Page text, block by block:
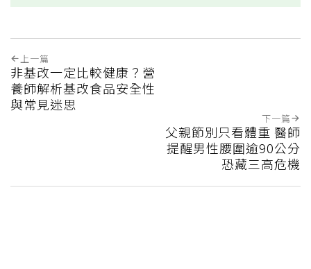
上一篇
非基改一定比較健康？營
養師解析基改食品安全性
與常見迷思
下一篇
父親節別只看體重 醫師
提醒男性腰圍逾90公分
恐藏三高危機